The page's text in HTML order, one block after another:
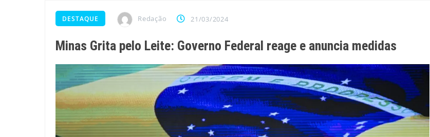
DESTAQUE Redação 21/03/2024
Minas Grita pelo Leite: Governo Federal reage e anuncia medidas